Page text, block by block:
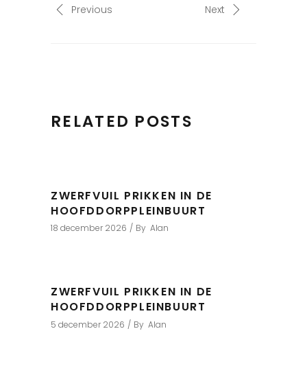
Previous Next
RELATED POSTS
ZWERFVUIL PRIKKEN IN DE
HOOFDDORPPLEINBUURT
18 december 2026 By Alan
ZWERFVUIL PRIKKEN IN DE
HOOFDDORPPLEINBUURT
5 december 2026 By Alan